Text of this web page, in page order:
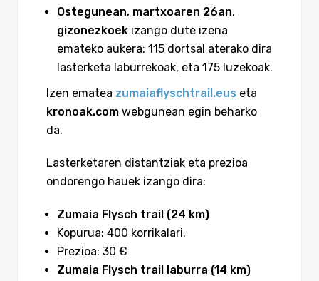
Ostegunean, martxoaren 26an,
gizonezkoek izango dute izena
emateko aukera: 115 dortsal aterako dira
lasterketa laburrekoak, eta 175 luzekoak.
Izen ematea zumaiaflyschtrail.eus eta
kronoak.com webgunean egin beharko
da.
Lasterketaren distantziak eta prezioa
ondorengo hauek izango dira:
Zumaia Flysch trail (24 km)
Kopurua: 400 korrikalari.
Prezioa: 30 €
Zumaia Flysch trail laburra (14 km)